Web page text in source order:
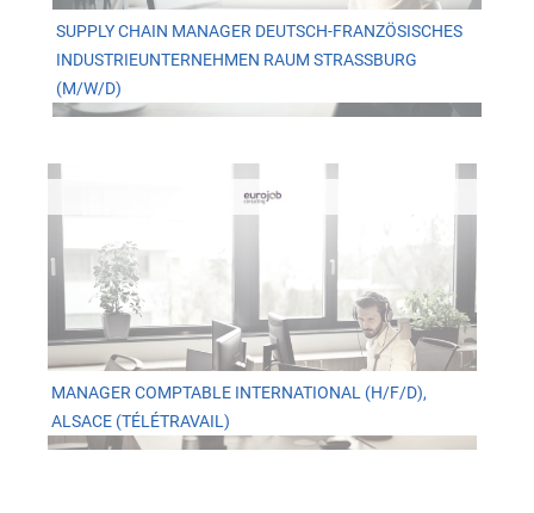
SUPPLY CHAIN MANAGER DEUTSCH-FRANZÖSISCHES
INDUSTRIEUNTERNEHMEN RAUM STRASSBURG (
M/W/D)
MANAGER COMPTABLE INTERNATIONAL (H/F/D),
ALSACE (TÉLÉTRAVAIL)